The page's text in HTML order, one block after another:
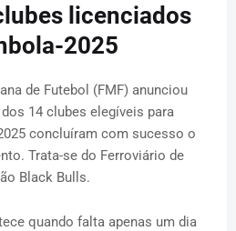
licenciados
2025
de Futebol (FMF) anunciou
14 clubes elegíveis para
concluíram com sucesso o
Trata-se do Ferroviário de
Black Bulls.
quando falta apenas um dia